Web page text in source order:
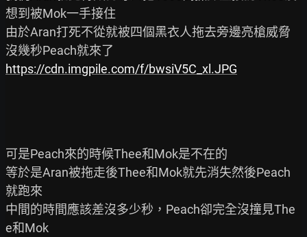
想到被Mok一手接住
由於Aran打死不從就被四個黑衣人拖去旁邊亮槍威脅
https://cdn.imgpile.com/f/bwsiV5C_xl.JPG
可是Peach來的時候Thee和Mok是不在的
等於是Aran被拖走後Thee和Mok就先消失然後Peach
就跑來
中間的時間應該差沒多少秒，Peach卻完全沒撞見The
e和Mok